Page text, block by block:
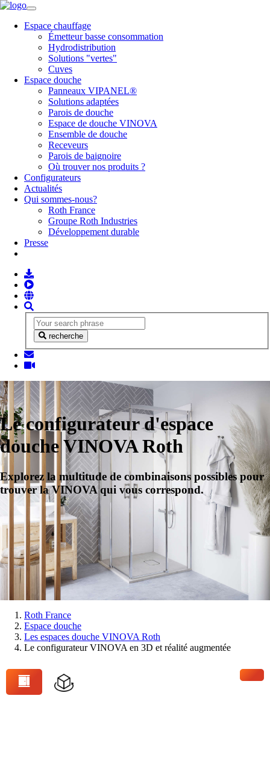
Espace chauffage
Émetteur basse consommation
Hydrodistribution
Solutions "vertes"
Cuves
Espace douche
Panneaux VIPANEL®
Solutions adaptées
Parois de douche
Espace de douche VINOVA
Ensemble de douche
Receveurs
Parois de baignoire
Où trouver nos produits ?
Configurateurs
Actualités
Qui sommes-nous?
Roth France
Groupe Roth Industries
Développement durable
Presse
recherche
Le configurateur d'espace
douche VINOVA Roth
Explorez la multitude de combinaisons possibles pour
trouver la VINOVA qui vous correspond.
Vous
êtes
Roth France
Espace douche
Les espaces douche VINOVA Roth
Le configurateur VINOVA en 3D et réalité augmentée